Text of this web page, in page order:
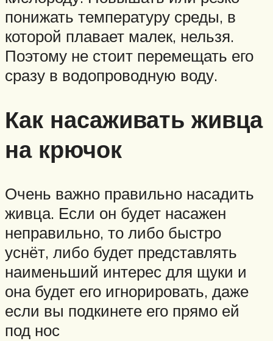
понижать температуру среды, в
которой плавает малек, нельзя.
Поэтому не стоит перемещать его
сразу в водопроводную воду.
Как насаживать живца
на крючок
Очень важно правильно насадить
живца. Если он будет насажен
неправильно, то либо быстро
уснёт, либо будет представлять
наименьший интерес для щуки и
она будет его игнорировать, даже
если вы подкинете его прямо ей
под нос